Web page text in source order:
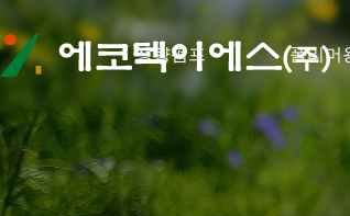
본문으로
건너뛰기
정량펌프
폴리머